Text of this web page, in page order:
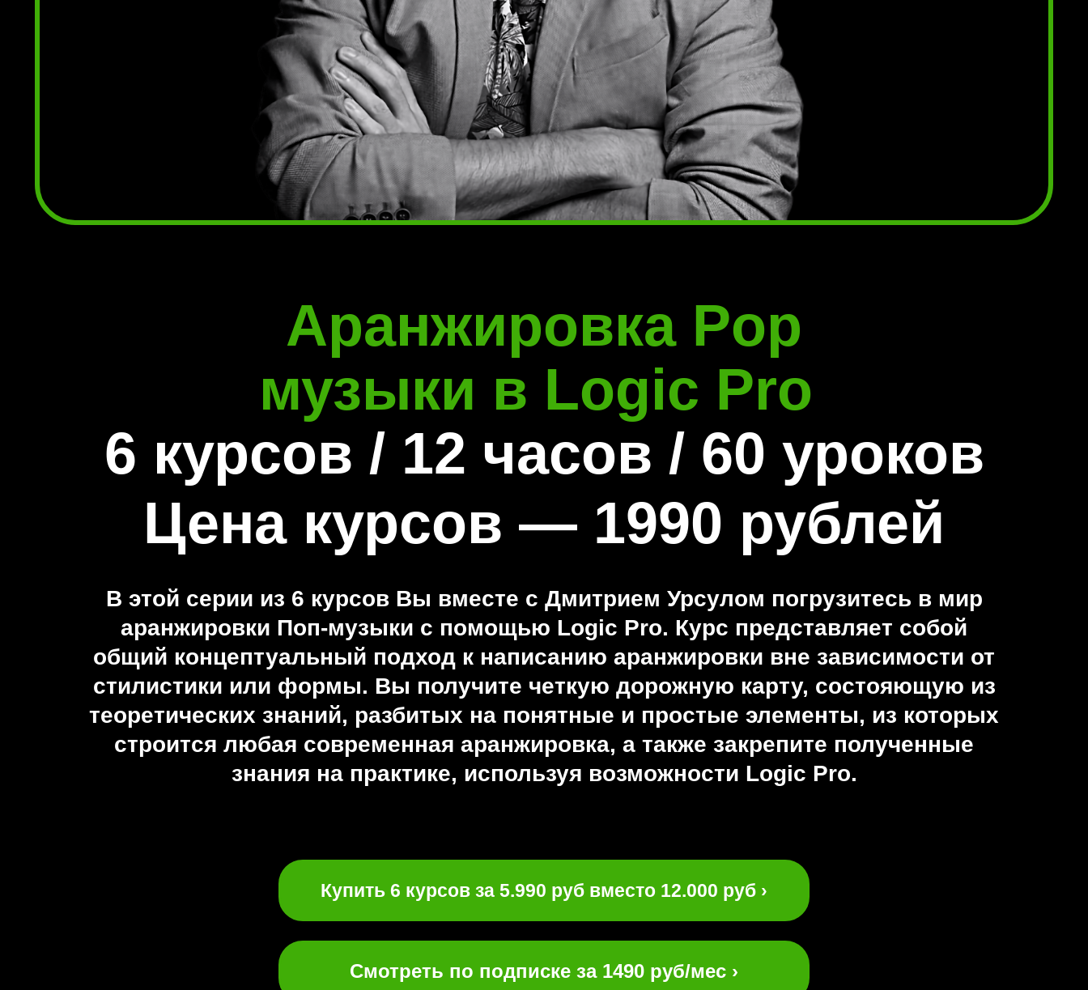
Смотреть по подписке за 1490 руб/мес ›
В этой серии из 6 курсов Вы вместе с Дмитрием Урсулом погрузитесь в мир
аранжировки Поп-музыки с помощью Logic Pro. Курс представляет собой
общий концептуальный подход к написанию аранжировки вне зависимости от
стилистики или формы. Вы получите четкую дорожную карту, состояющую из
теоретических знаний, разбитых на понятные и простые элементы, из которых
строится любая современная аранжировка, а также закрепите полученные
знания на практике, используя возможности Logic Pro.
Аранжировка Pop
музыки в Logic Pro
6 курсов / 12 часов / 60 уроков
Цена курсов — 1990 рублей
Купить 6 курсов за 5.990 руб вместо 12.000 руб ›